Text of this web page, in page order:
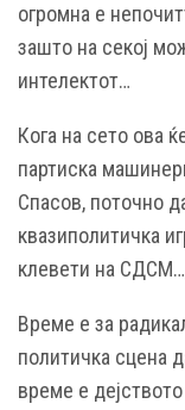
огромна е
зашто на секој
интелектот…
Кога на сето ова
партиска
Спасов, поточно
квазиполитичка
клевети на
Време е за
политичка сцена
време е